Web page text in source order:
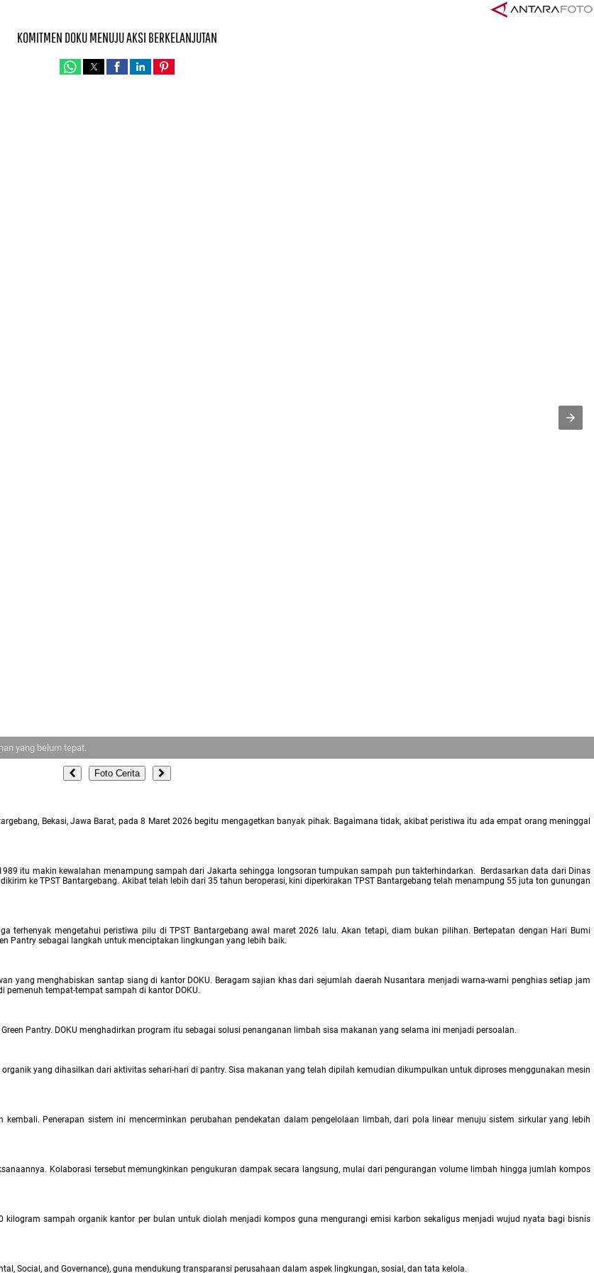
KOMITMEN DOKU MENUJU AKSI BERKELANJUTAN
yang belum tepat.
Foto Cerita
Bekasi, Jawa Barat, pada 8 Maret 2026 begitu mengagetkan banyak pihak. Bagaimana tidak, akibat peristiwa itu ada empat orang meninggal
itu makin kewalahan menampung sampah dari Jakarta sehingga longsoran tumpukan sampah pun takterhindarkan. Berdasarkan data dari Dinas
ke TPST Bantargebang. Akibat telah lebih dari 35 tahun beroperasi, kini diperkirakan TPST Bantargebang telah menampung 55 juta ton gunungan
terhenyak mengetahui peristiwa pilu di TPST Bantargebang awal maret 2026 lalu. Akan tetapi, diam bukan pilihan. Bertepatan dengan Hari Bumi
Pantry sebagai langkah untuk menciptakan lingkungan yang lebih baik.
yang menghabiskan santap siang di kantor DOKU. Beragam sajian khas dari sejumlah daerah Nusantara menjadi warna-warni penghias setiap jam
tempat-tempat sampah di kantor DOKU.
Pantry. DOKU menghadirkan program itu sebagai solusi penanganan limbah sisa makanan yang selama ini menjadi persoalan.
yang dihasilkan dari aktivitas sehari-hari di pantry. Sisa makanan yang telah dipilah kemudian dikumpulkan untuk diproses menggunakan mesin
Penerapan sistem ini mencerminkan perubahan pendekatan dalam pengelolaan limbah, dari pola linear menuju sistem sirkular yang lebih
Kolaborasi tersebut memungkinkan pengukuran dampak secara langsung, mulai dari pengurangan volume limbah hingga jumlah kompos
sampah organik kantor per bulan untuk diolah menjadi kompos guna mengurangi emisi karbon sekaligus menjadi wujud nyata bagi bisnis
Social, and Governance), guna mendukung transparansi perusahaan dalam aspek lingkungan, sosial, dan tata kelola.